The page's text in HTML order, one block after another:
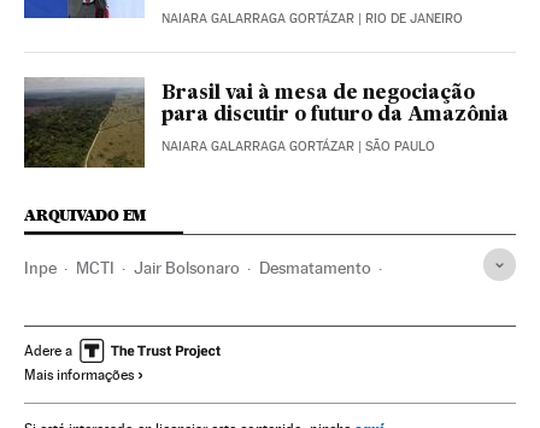
NAIARA GALARRAGA GORTÁZAR | RIO DE JANEIRO
Brasil vai à mesa de negociação
para discutir o futuro da Amazônia
NAIARA GALARRAGA GORTÁZAR | SÃO PAULO
ARQUIVADO EM
Inpe MCTI Jair Bolsonaro Desmatamento
Agências espaciais Governo Brasil
América Latina
Adere a
Mais informações